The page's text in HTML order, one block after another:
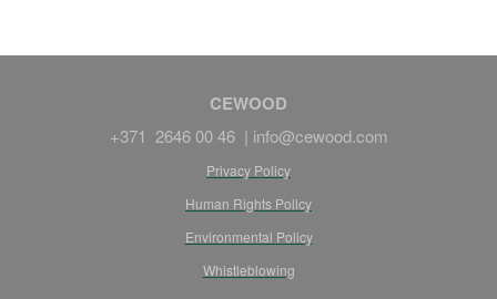
CEWOOD
+371 2646 00 46 | info@cewood.com
Privacy Policy
Human Rights Policy
Environmental Policy
Whistleblowing